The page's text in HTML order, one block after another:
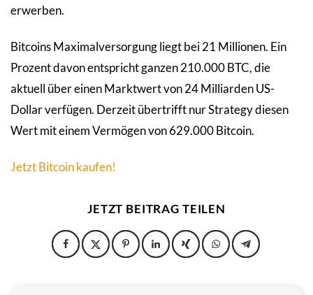
erwerben.
Bitcoins Maximalversorgung liegt bei 21 Millionen. Ein
Prozent davon entspricht ganzen 210.000 BTC, die
aktuell über einen Marktwert von 24 Milliarden US-
Dollar verfügen. Derzeit übertrifft nur Strategy diesen
Wert mit einem Vermögen von 629.000 Bitcoin.
Jetzt Bitcoin kaufen!
JETZT BEITRAG TEILEN